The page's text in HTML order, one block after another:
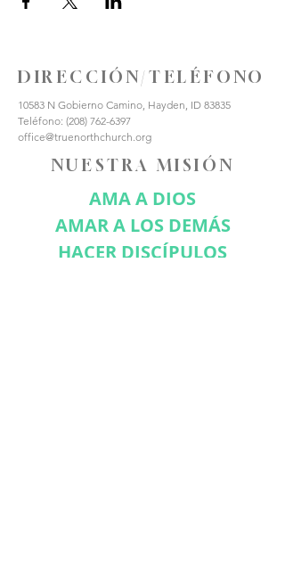
DIRECCIÓN/TELÉFONO
10583 N Gobierno Camino, Hayden, ID 83835
Teléfono: (208) 762-6397
office@truenorthchurch.org
NUESTRA MISIÓN
AMA A DIOS
AMAR A LOS DEMÁS
HACER DISCÍPULOS